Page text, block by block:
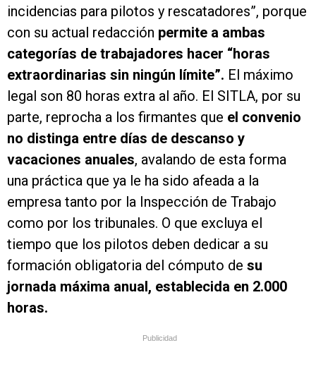
incidencias para pilotos y rescatadores”, porque
con su actual redacción permite a ambas
categorías de trabajadores hacer “horas
extraordinarias sin ningún límite”. El máximo
legal son 80 horas extra al año. El SITLA, por su
parte, reprocha a los firmantes que el convenio
no distinga entre días de descanso y
vacaciones anuales, avalando de esta forma
una práctica que ya le ha sido afeada a la
empresa tanto por la Inspección de Trabajo
como por los tribunales. O que excluya el
tiempo que los pilotos deben dedicar a su
formación obligatoria del cómputo de su
jornada máxima anual, establecida en 2.000
horas.
Publicidad